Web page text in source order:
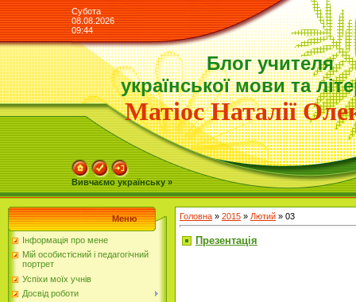
Субота
08.08.2026
09:44
Блог учителя
української мови та
Матіос Наталії
Вивчаємо українську »
Меню
Інформація про мене
Мій особистісний і педагогічний
портрет
Успіхи моїх учнів
Досвід роботи
Головна » 2015 » Лютий » 03
Презентація